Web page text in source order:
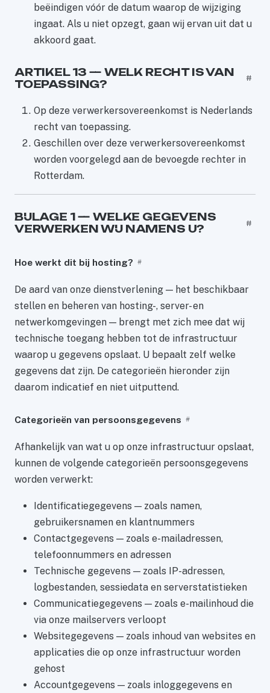
beëindigen vóór de datum waarop de wijziging
ingaat. Als u niet opzegt, gaan wij ervan uit dat u
akkoord gaat.
ARTIKEL 13 — WELK RECHT IS VAN
TOEPASSING?
#
Op deze verwerkersovereenkomst is Nederlands
recht van toepassing.
Geschillen over deze verwerkersovereenkomst
worden voorgelegd aan de bevoegde rechter in
Rotterdam.
BIJLAGE 1 — WELKE GEGEVENS
VERWERKEN WIJ NAMENS U?
#
Hoe werkt dit bij hosting? #
De aard van onze dienstverlening — het beschikbaar
stellen en beheren van hosting-, server- en
netwerkomgevingen — brengt met zich mee dat wij
technische toegang hebben tot de infrastructuur
waarop u gegevens opslaat. U bepaalt zelf welke
gegevens dat zijn. De categorieën hieronder zijn
daarom indicatief en niet uitputtend.
Categorieën van persoonsgegevens #
Afhankelijk van wat u op onze infrastructuur opslaat,
kunnen de volgende categorieën persoonsgegevens
worden verwerkt:
Identificatiegegevens — zoals namen,
gebruikersnamen en klantnummers
Contactgegevens — zoals e-mailadressen,
telefoonnummers en adressen
Technische gegevens — zoals IP-adressen,
logbestanden, sessiedata en serverstatistieken
Communicatiegegevens — zoals e-mailinhoud die
via onze mailservers verloopt
Websitegegevens — zoals inhoud van websites en
applicaties die op onze infrastructuur worden
gehost
Accountgegevens — zoals inloggegevens en